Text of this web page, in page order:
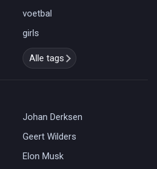
voetbal
girls
Alle tags
Johan Derksen
Geert Wilders
Elon Musk